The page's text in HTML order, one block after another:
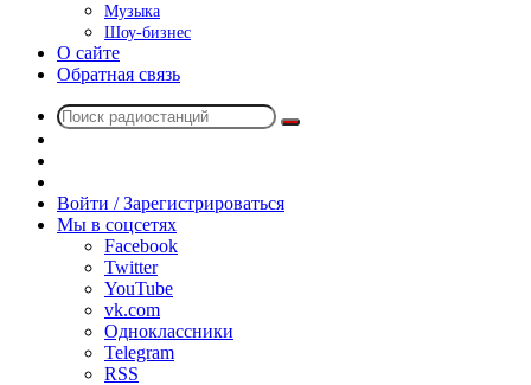
Музыка
Шоу-бизнес
О сайте
Обратная связь
Поиск
радио
Войти / Зарегистрироваться
Мы в соцсетях
Facebook
Twitter
YouTube
vk.com
Одноклассники
Telegram
RSS